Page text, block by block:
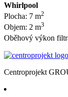
Whirlpool
Plocha: 7 m2
Objem: 2 m3
Oběhový výkon
Centroprojekt